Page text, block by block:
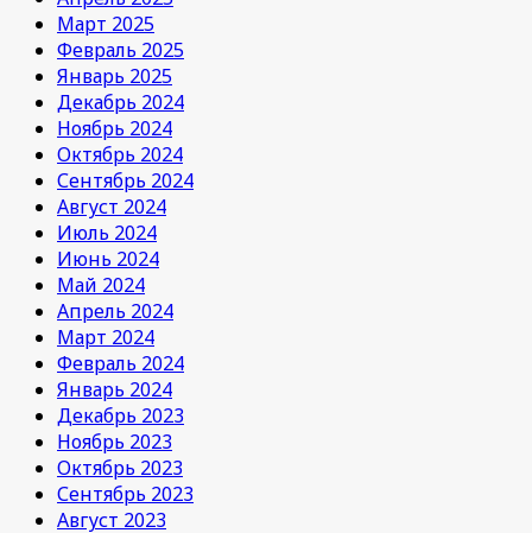
Март 2025
Февраль 2025
Январь 2025
Декабрь 2024
Ноябрь 2024
Октябрь 2024
Сентябрь 2024
Август 2024
Июль 2024
Июнь 2024
Май 2024
Апрель 2024
Март 2024
Февраль 2024
Январь 2024
Декабрь 2023
Ноябрь 2023
Октябрь 2023
Сентябрь 2023
Август 2023